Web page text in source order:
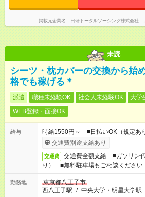
掲載元企業名 日研トータルソーシング株式会社
未読
シーツ・枕カバーの交換から始
格でも稼げる＊
派遣 職種未経験OK 社会人未経験OK 大学
WEB登録・面接OK
給与
時給1550円～ ■日払いOK（規定あ
交通費別途支給あり
交通費
交通費全額支給 ■ガソリン
り） ■無料駐車場もご相談ください
勤務地
東京都八王子市
西八王子駅 / 中央大学・明星大学駅